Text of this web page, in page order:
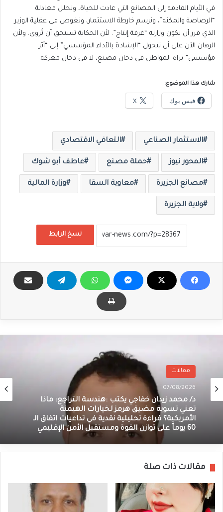
في الأيام القادمة إلى المصانع التي عادت للحياة، ونحلل معادلة
“الرصاصة والمكنة”، ونرسم خارطة الاستثمار، ونغوص في عقلية الوزير
الذي قرر أن تكون وزارته “غرفة إنتاج”. لأن الحكاية تستحق أن تُروى. ولأن
الرهان الآن على أن تتحول “الإشادة بالأداء المؤسسي” إلى “أثر
مؤسسي” يراه المواطن في دخان مصنع، لا في دخان معركة.
شارك هذا الموضوع:
فيس بوك X
الاستثمار الصناعي التعافي الاقتصادي
المحور نيوز حملة مصنع عاطف أبو شوك
مصانع الجزيرة معاوية السقا وزارة المالية
ولاية الجزيرة
نسخ الرابط
مقالات
07/08/2026
د/ محمد زيدان خفاجي يكتب :هندسة التراجع: ماذا
تعني تسوية مضيق هرمز لخيارات الهيمنة
الأمريكية؟ قراءة تحليلية نقدية في تداعيات اتفاق الـ
60 يوماً على توازن القوة ومستقبل الأمن الإقليمي
مقالات ذات صلة